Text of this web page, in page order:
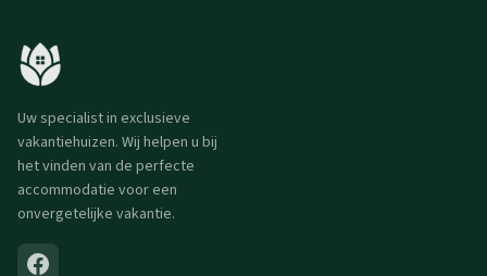
Uw specialist in exclusieve
vakantiehuizen. Wij helpen u bij
het vinden van de perfecte
accommodatie voor een
onvergetelijke vakantie.